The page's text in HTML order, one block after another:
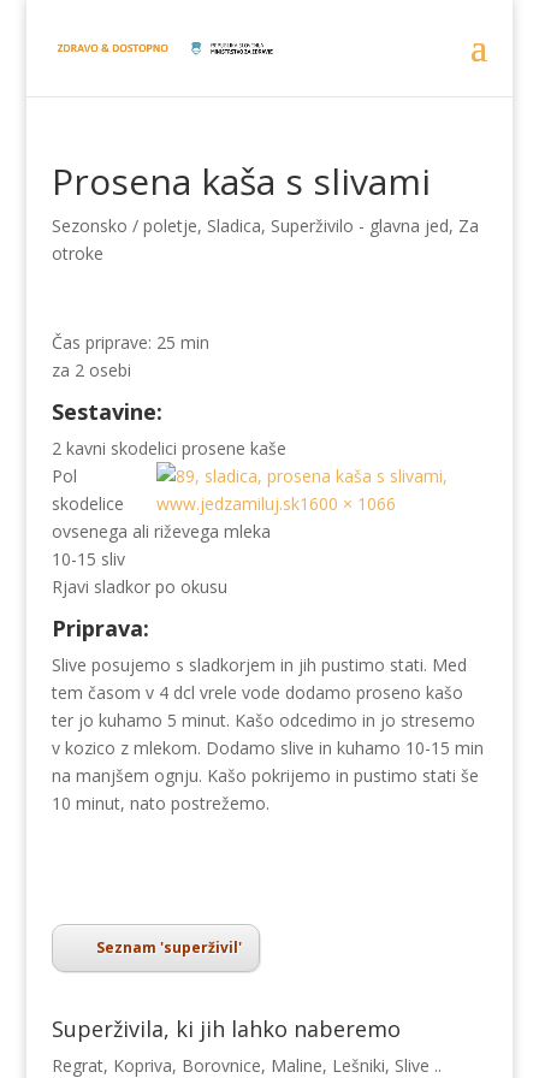
Prosena kaša s slivami
Sezonsko / poletje, Sladica, Superživilo - glavna jed, Za
otroke
Čas priprave: 25 min
za 2 osebi
Sestavine:
2 kavni skodelici prosene kaše
Pol
skodelice
ovsenega ali riževega mleka
10-15 sliv
Rjavi sladkor po okusu
Priprava:
Slive posujemo s sladkorjem in jih pustimo stati. Med
tem časom v 4 dcl vrele vode dodamo proseno kašo
ter jo kuhamo 5 minut. Kašo odcedimo in jo stresemo
v kozico z mlekom. Dodamo slive in kuhamo 10-15 min
na manjšem ognju. Kašo pokrijemo in pustimo stati še
10 minut, nato postrežemo.
Seznam 'superživil'
Superživila, ki jih lahko naberemo
Regrat, Kopriva, Borovnice, Maline, Lešniki, Slive ..